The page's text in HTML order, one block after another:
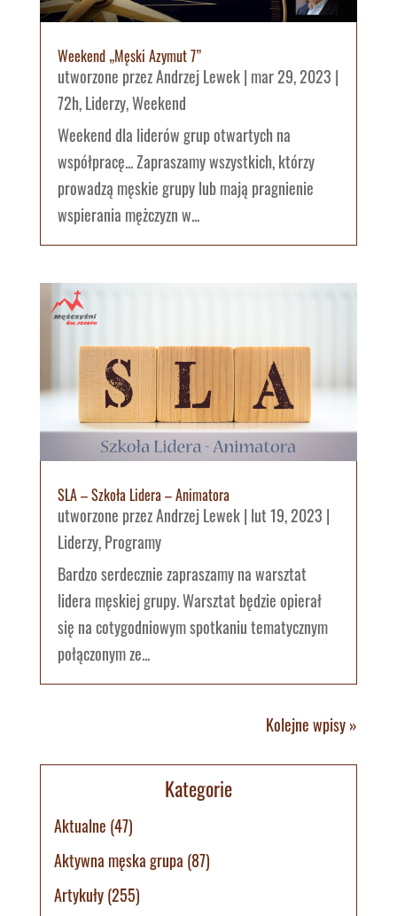
Weekend „Męski Azymut 7”
utworzone przezAndrzej Lewek| mar 29, 2023 |
72h,Liderzy,Weekend
Weekend dla liderów grup otwartych na
współpracę... Zapraszamy wszystkich, którzy
prowadzą męskie grupy lub mają pragnienie
wspierania mężczyzn w...
SLA – Szkoła Lidera – Animatora
utworzone przezAndrzej Lewek| lut 19, 2023 |
Liderzy,Programy
Bardzo serdecznie zapraszamy na warsztat
lidera męskiej grupy. Warsztat będzie opierał
się na cotygodniowym spotkaniu tematycznym
połączonym ze...
Kolejne wpisy »
Kategorie
Aktualne (47)
Aktywna męska grupa (87)
Artykuły(255)